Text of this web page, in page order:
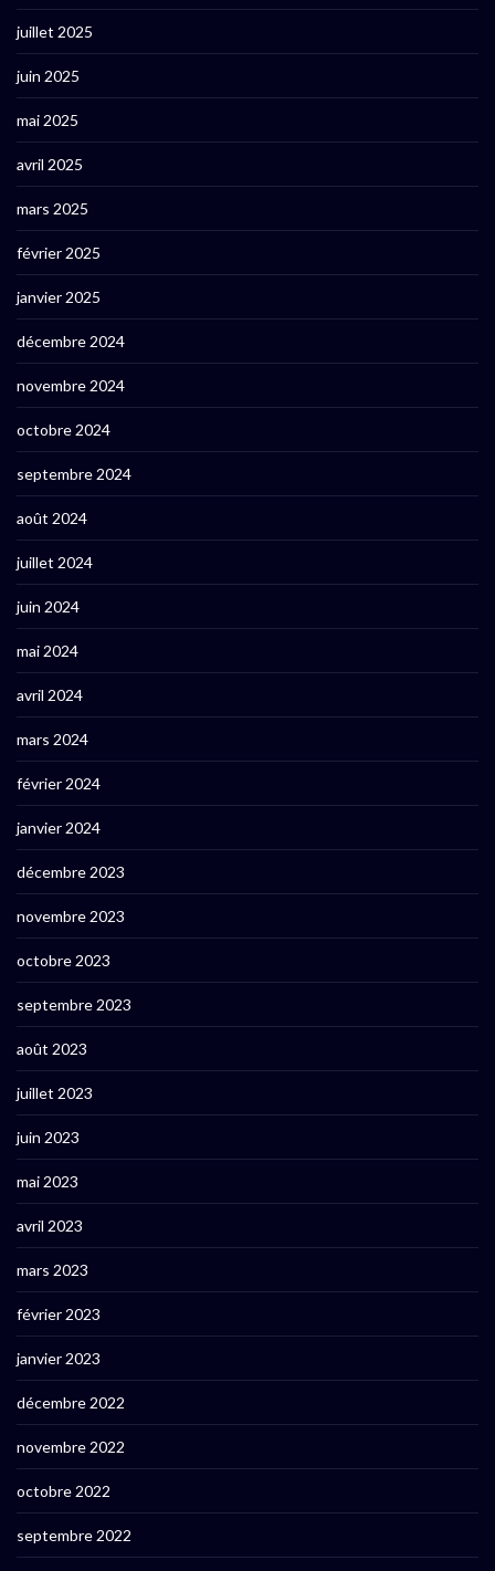
juillet 2025
juin 2025
mai 2025
avril 2025
mars 2025
février 2025
janvier 2025
décembre 2024
novembre 2024
octobre 2024
septembre 2024
août 2024
juillet 2024
juin 2024
mai 2024
avril 2024
mars 2024
février 2024
janvier 2024
décembre 2023
novembre 2023
octobre 2023
septembre 2023
août 2023
juillet 2023
juin 2023
mai 2023
avril 2023
mars 2023
février 2023
janvier 2023
décembre 2022
novembre 2022
octobre 2022
septembre 2022